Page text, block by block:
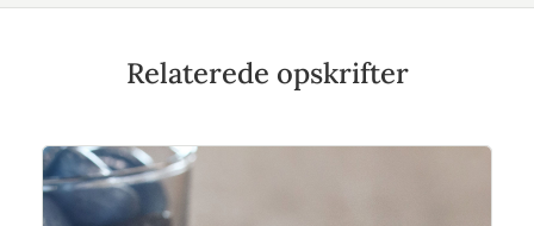
Relaterede opskrifter